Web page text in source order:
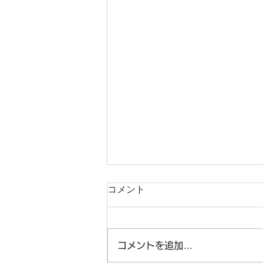
ゴールデンウイークの休業
（金）～５月７日（月） ４月３
コメント
コメントを追加…